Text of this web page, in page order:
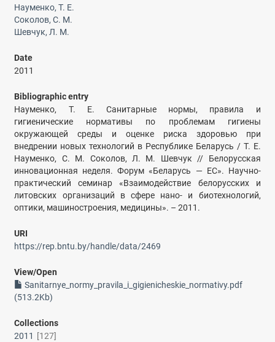
Науменко, Т. Е.
Соколов, С. М.
Шевчук, Л. М.
Date
2011
Bibliographic entry
Науменко, Т. Е. Санитарные нормы, правила и
гигиенические нормативы по проблемам гигиены
окружающей среды и оценке риска здоровью при
внедрении новых технологий в Республике Беларусь / Т. Е.
Науменко, С. М. Соколов, Л. М. Шевчук // Белорусская
инновационная неделя. Форум «Беларусь — ЕС». Научно-
практический семинар «Взаимодействие белорусских и
литовских организаций в сфере нано- и биотехнологий,
оптики, машиностроения, медицины». – 2011.
URI
https://rep.bntu.by/handle/data/2469
View/Open
Sanitarnye_normy_pravila_i_gigienicheskie_normativy.pdf
(513.2Kb)
Collections
2011
[127]